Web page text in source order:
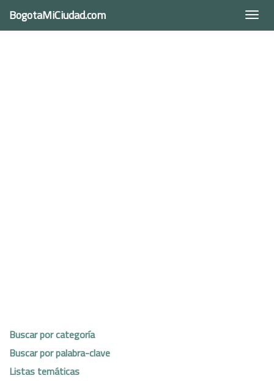
BogotaMiCiudad.com
Buscar por categoría
Buscar por palabra-clave
Listas temáticas